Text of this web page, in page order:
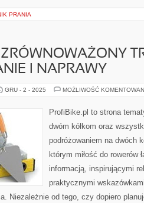
PRANIA
I NAPRAWY
GRU - 2 - 2025 MOŻLIWOŚĆ
ProfiBike.pl to strona
dwóm kółkom oraz
podróżowaniem na dwóch
którym miłość do rowerów
informacją, inspirującymi
praktycznymi
Niezależnie od tego, czy dopiero